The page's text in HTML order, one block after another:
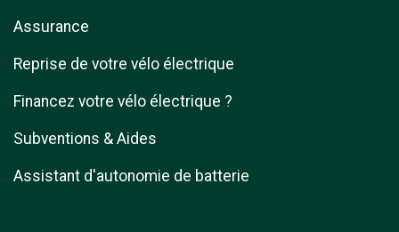
Assurance
Reprise de votre vélo électrique
Financez votre vélo électrique ?
Subventions & Aides
Assistant d'autonomie de batterie